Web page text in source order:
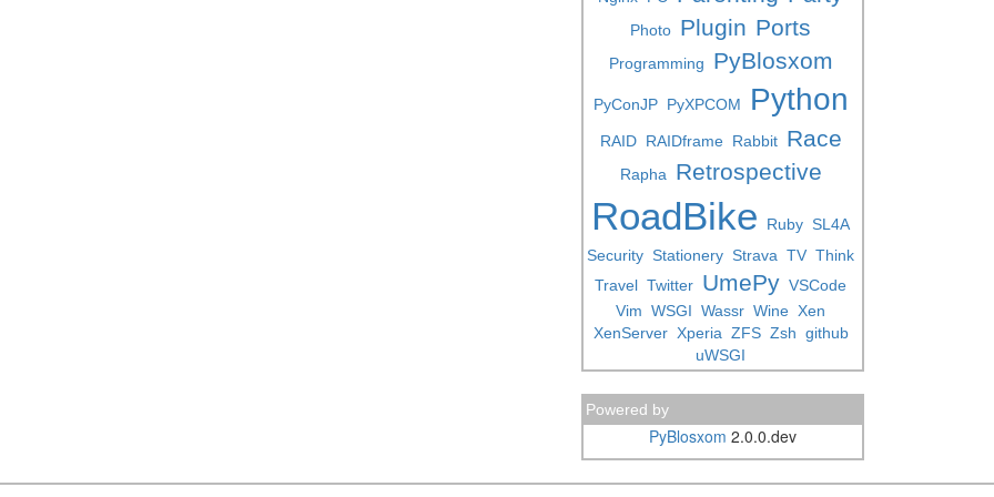
Photo Plugin Ports
Programming PyBlosxom
PyConJP PyXPCOM Python
RAID RAIDframe Rabbit Race
Rapha Retrospective
RoadBike Ruby SL4A
Security Stationery Strava TV Think
Travel Twitter UmePy VSCode
Vim WSGI Wassr Wine Xen
XenServer Xperia ZFS Zsh github
uWSGI
Powered by
PyBlosxom 2.0.0.dev